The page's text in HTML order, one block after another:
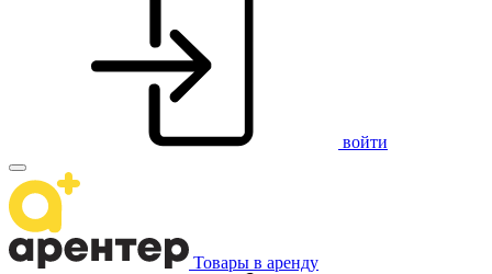
войти
Товары в аренду